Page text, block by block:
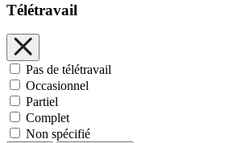
Télétravail
Pas de télétravail
Occasionnel
Partiel
Complet
Non spécifié